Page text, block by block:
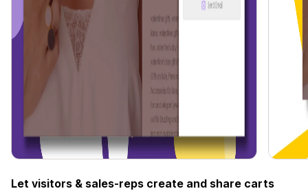
Let visitors & sales-reps create and share carts